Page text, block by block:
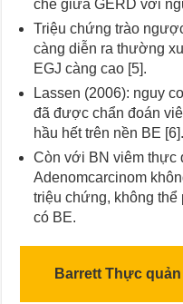
chẽ giữa GERD với
Triệu chứng trào
càng diễn ra thường
EGJ càng cao [5].
Lassen (2006): nguy
đã được chẩn đoán
hầu hết trên nền BE [6].
Còn với BN viêm thực
Adenomcarcinom
triệu chứng, không thể
có BE.
Barrett Thực quản